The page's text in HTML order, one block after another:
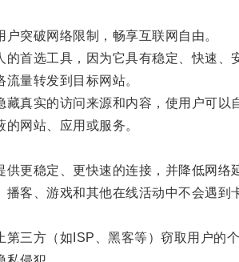
突破网络限制，畅享互联网自由。
选工具，因为它具有稳定、快速、
量转发到目标网站。
实的访问来源和内容，使用户可以
网站、应用或服务。
更稳定、更快速的连接，并降低网络
、游戏和其他在线活动中不会遇到
方（如ISP、黑客等）窃取用户的个